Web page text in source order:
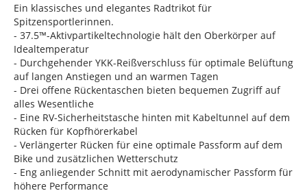
Ein klassisches und elegantes Radtrikot für
Spitzensportlerinnen.
- 37.5™-Aktivpartikeltechnologie hält den Oberkörper auf
Idealtemperatur
- Durchgehender YKK-Reißverschluss für optimale Belüftung
auf langen Anstiegen und an warmen Tagen
- Drei offene Rückentaschen bieten bequemen Zugriff auf
alles Wesentliche
- Eine RV-Sicherheitstasche hinten mit Kabeltunnel auf dem
Rücken für Kopfhörerkabel
- Verlängerter Rücken für eine optimale Passform auf dem
Bike und zusätzlichen Wetterschutz
- Eng anliegender Schnitt mit aerodynamischer Passform für
höhere Performance